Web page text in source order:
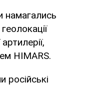
намагались
HIMARS.